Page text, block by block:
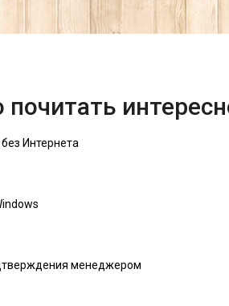
почитать
Интернета
менеджером